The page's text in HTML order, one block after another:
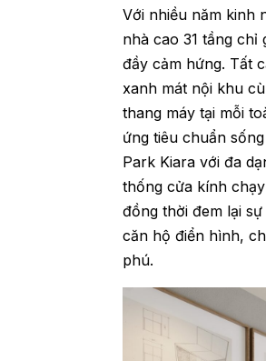
Với nhiều năm kinh
nhà cao 31 tầng chỉ
đầy cảm hứng. Tất
xanh mát nội khu
thang máy tại mỗi
ứng tiêu chuẩn
Park Kiara với đa
thống cửa kính
đồng thời đem lại
căn hộ điển hình,
phú.